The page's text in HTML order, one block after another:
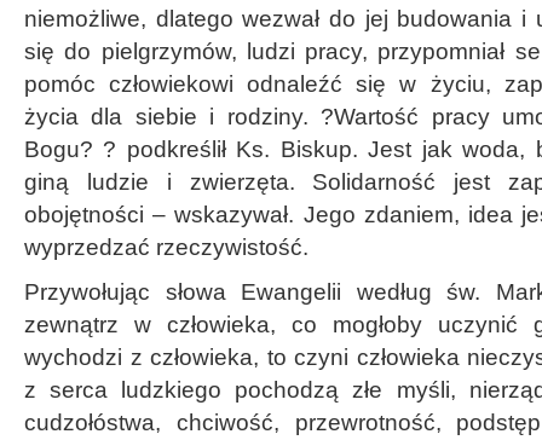
niemożliwe, dlatego wezwał do jej budowania
się do pielgrzymów, ludzi pracy, przypomniał
pomóc człowiekowi odnaleźć się w życiu,
życia dla siebie i rodziny. ?Wartość pracy
Bogu? ? podkreślił Ks. Biskup. Jest jak woda,
giną ludzie i zwierzęta. Solidarność jest
obojętności – wskazywał. Jego zdaniem, idea
wyprzedzać rzeczywistość.
Przywołując słowa Ewangelii według św.
zewnątrz w człowieka, co mogłoby
wychodzi z człowieka, to czyni człowieka
z serca ludzkiego pochodzą złe myśli,
cudzołóstwa, chciwość, przewrotność,